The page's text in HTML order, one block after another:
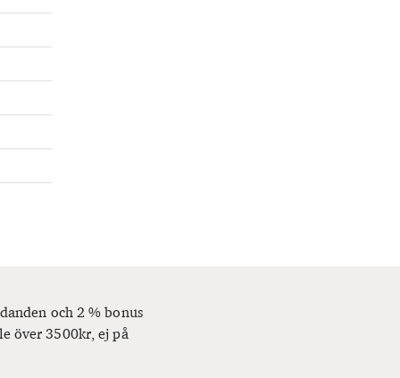
och 2 % bonus
över 3500kr, ej på